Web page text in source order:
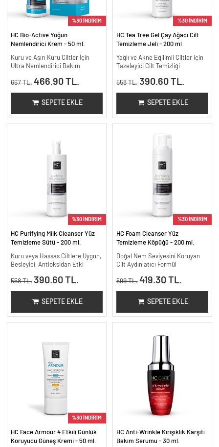
%30 İNDİRİM
HC Bio-Active Yoğun
Nemlendirici Krem - 50 ml.
Kuru ve Aşırı Kuru Ciltler İçin
Ultra Nemlendirici Bakım
667 TL. 466.90 TL.
SEPETE EKLE
%30 İNDİRİM
HC Tea Tree Gel Çay Ağacı Cilt
Temizleme Jeli - 200 ml
Yağlı ve Akne Eğilimli Ciltler için
Tazeleyici Cilt Temizliği
558 TL. 390.60 TL.
SEPETE EKLE
%30 İNDİRİM
HC Purifying Milk Cleanser Yüz
Temizleme Sütü - 200 ml.
Kuru veya Hassas Ciltlere Uygun,
Besleyici, Antioksidan Etki
558 TL. 390.60 TL.
SEPETE EKLE
%30 İNDİRİM
HC Foam Cleanser Yüz
Temizleme Köpüğü - 200 ml.
Doğal Nem Seviyesini Koruyan
Cilt Aydınlatıcı Formül
599 TL. 419.30 TL.
SEPETE EKLE
%30 İNDİRİM
HC Face Armour 4 Etkili Günlük
Koruyucu Güneş Kremi - 50 ml.
HC Anti-Wrinkle Kırışıklık Karşıtı
Bakım Serumu - 30 ml.